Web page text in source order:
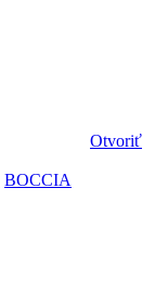
Otvoriť
BOCCIA